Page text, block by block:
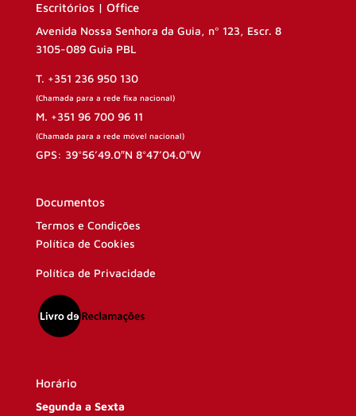
Escritórios | Office
Avenida Nossa Senhora da Guia, nº 123, Escr. 8
3105-089 Guia PBL
T. +351 236 950 130
(Chamada para a rede fixa nacional)
M. +351 96 700 96 11
(Chamada para a rede móvel nacional)
GPS: 39°56’49.0″N 8°47’04.0″W
Documentos
Termos e Condições
Política de Cookies
Política de Privacidade
Horário
Segunda a Sexta